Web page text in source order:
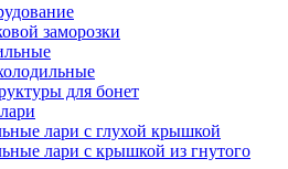
заморозки
для бонет
лари с глухой крышкой
лари с крышкой из гнутого